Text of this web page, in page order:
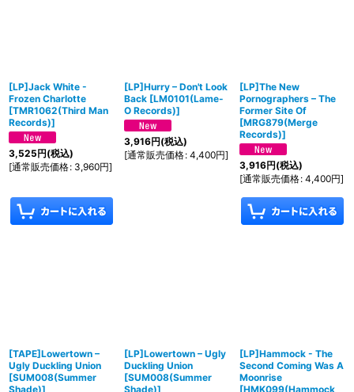
[LP]Jack White -
Frozen Charlotte
[TMR1062(Third Man
Records)]
3,525円(税込)
[通常販売価格: 3,960円]
[LP]Hurry – Don't Look
Back [LM0101(Lame-
O Records)]
3,916円(税込)
[通常販売価格: 4,400円]
[LP]The New
Pornographers – The
Former Site Of
[MRG879(Merge
Records)]
3,916円(税込)
[通常販売価格: 4,400円]
[TAPE]Lowertown –
Ugly Duckling Union
[SUM008(Summer
Shade)]
[LP]Lowertown – Ugly
Duckling Union
[SUM008(Summer
Shade)]
[LP]Hammock - The
Second Coming Was A
Moonrise
[HMK099(Hammock